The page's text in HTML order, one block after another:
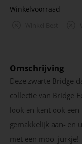
Winkelvoorraad
Omschrijving
Deze zwarte Bridge
collectie van Bridge
look en kent ook
gemakkelijk aan- en
met een mooi jurkje!